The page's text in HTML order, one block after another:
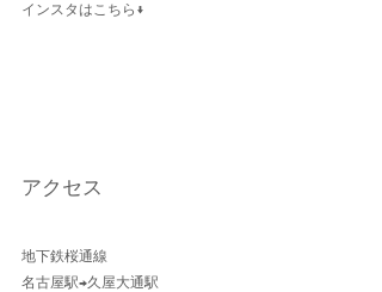
インスタはこちら↓
アクセス
地下鉄桜通線
名古屋駅→久屋大通駅